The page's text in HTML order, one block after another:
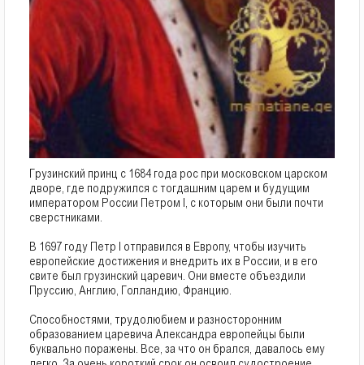
Грузинский принц с 1684 года рос при московском царском
дворе, где подружился с тогдашним царем и будущим
императором России Петром I, с которым они были почти
сверстниками.
В 1697 году Петр I отправился в Европу, чтобы изучить
европейские достижения и внедрить их в России, и в его
свите был грузинский царевич. Они вместе объездили
Пруссию, Англию, Голландию, Францию.
Способностями, трудолюбием и разносторонним
образованием царевича Александра европейцы были
буквально поражены. Все, за что он брался, давалось ему